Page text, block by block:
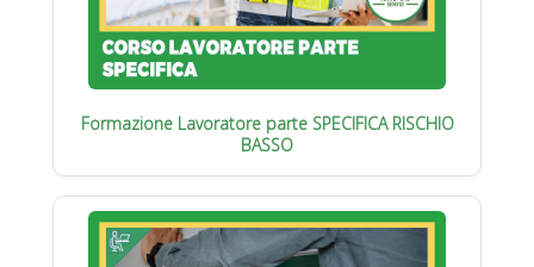
Formazione Lavoratore parte SPECIFICA RISCHIO
BASSO